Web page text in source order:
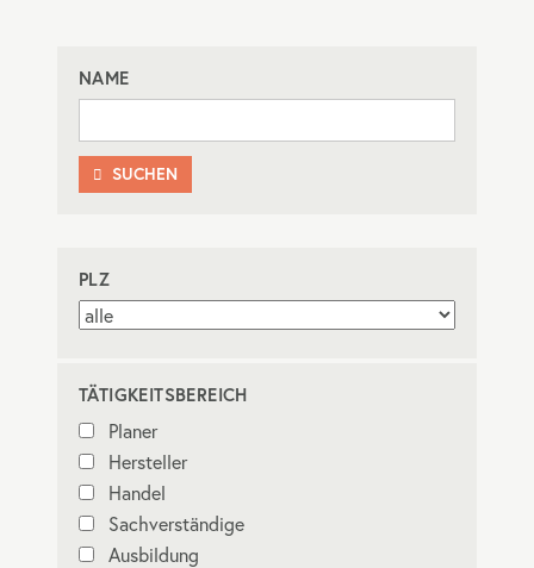
NAME
 SUCHEN
PLZ
TÄTIGKEITSBEREICH
Planer
Hersteller
Handel
Sachverständige
Ausbildung